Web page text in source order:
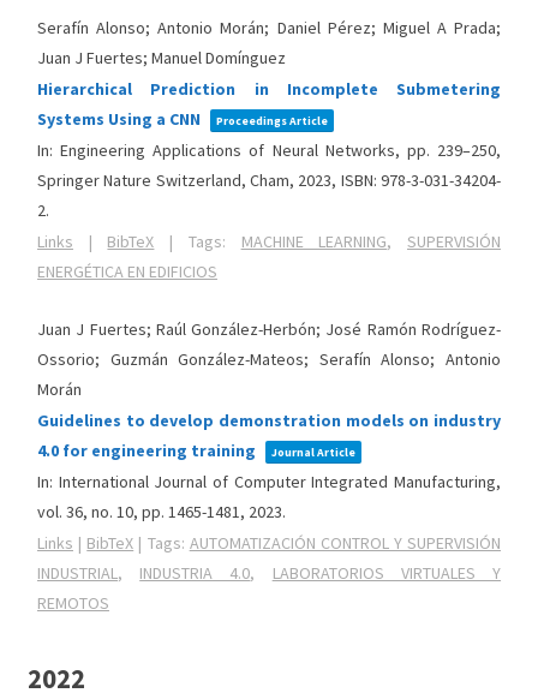
Serafín Alonso; Antonio Morán; Daniel Pérez; Miguel A Prada;
Juan J Fuertes; Manuel Domínguez
Hierarchical Prediction in Incomplete Submetering
Systems Using a CNN
Proceedings Article
In:Engineering Applications of Neural Networks, pp. 239–250,
Springer Nature Switzerland, Cham, 2023, ISBN: 978-3-031-34204-
2.
Links | BibTeX | Tags: MACHINE LEARNING,SUPERVISIÓN
ENERGÉTICA EN EDIFICIOS
Juan J Fuertes; Raúl González-Herbón; José Ramón Rodríguez-
Ossorio; Guzmán González-Mateos; Serafín Alonso; Antonio
Morán
Guidelines to develop demonstration models on industry
4.0 for engineering training
Journal Article
In: International Journal of Computer Integrated Manufacturing,
vol. 36, no. 10, pp. 1465-1481, 2023.
Links | BibTeX | Tags: AUTOMATIZACIÓN CONTROL Y SUPERVISIÓN
INDUSTRIAL, INDUSTRIA 4.0, LABORATORIOS VIRTUALES Y
REMOTOS
2022